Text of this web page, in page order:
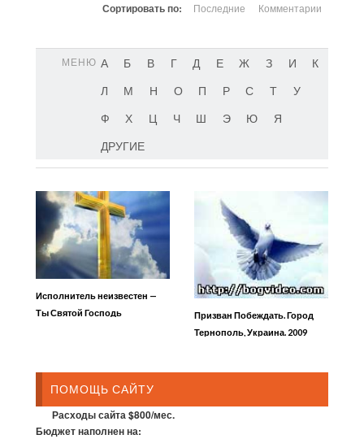
Сортировать по: Последние Комментарии
МЕНЮ А Б В Г Д Е Ж З И
К
Л
М Н О П Р С Т
У
Ф
Х Ц Ч Ш Э Ю
Я
ДРУГИЕ
Исполнитель неизвестен —
Ты Святой Господь
Призван Побеждать. Город
Тернополь, Украина. 2009
ПОМОЩЬ САЙТУ
Расходы сайта $800/мес.
Бюджет наполнен на: